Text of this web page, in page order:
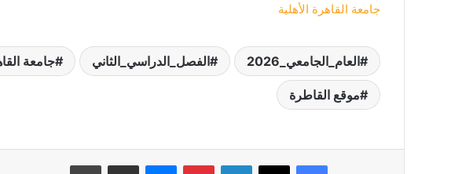
جامعة القاهرة الأهلية
العام_الجامعي_2026 الفصل_الدراسي_الثاني جامعة
موقع القاطرة
فيسبوك ‫X لينكدإن بينتيريستماسنجر مشاركة عبر البريد طباعة